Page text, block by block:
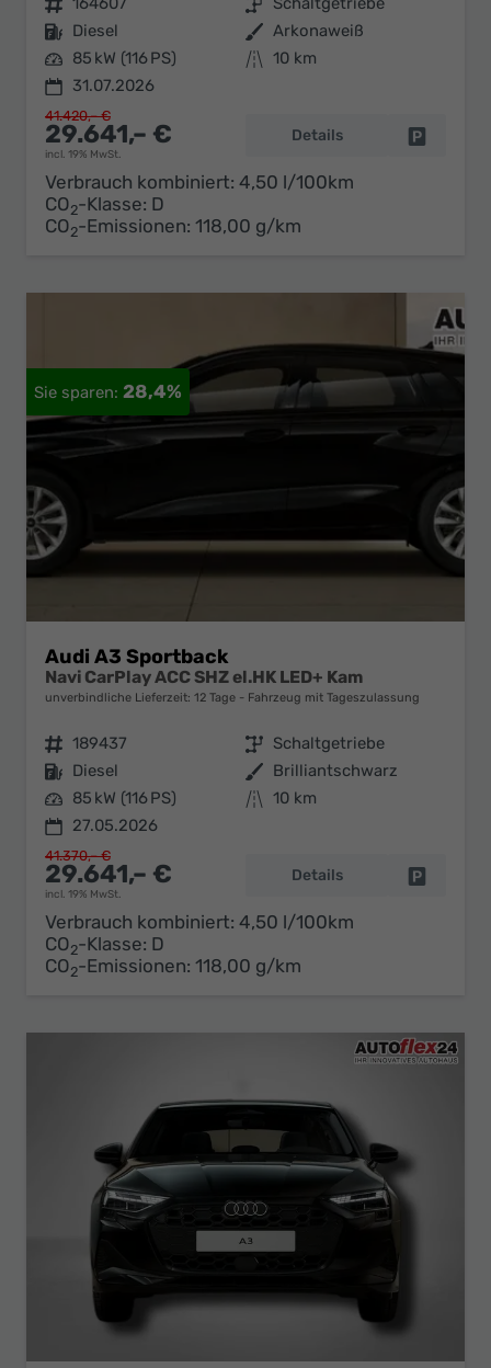
Kraftstoff Diesel Außenfarbe Arkonaweiß
Leistung 85 kW (116 PS) Kilometerstand 10 km
31.07.2026
29.641,– €
incl. 19% MwSt.
41.420,– €
Details
Verbrauch kombiniert: 4,50 l/100km
CO2-Klasse: D
CO2-Emissionen: 118,00 g/km
28,4%
Audi A3 Sportback
Navi CarPlay ACC SHZ el.HK LED+ Kam
unverbindliche Lieferzeit: 12 Tage Fahrzeug mit Tageszulassung
Fahrzeugnr. 189437 Getriebe Schaltgetriebe
Kraftstoff Diesel Außenfarbe Brilliantschwarz
Leistung 85 kW (116 PS) Kilometerstand 10 km
27.05.2026
29.641,– €
incl. 19% MwSt.
41.370,– €
Details
Verbrauch kombiniert: 4,50 l/100km
CO2-Klasse: D
CO2-Emissionen: 118,00 g/km